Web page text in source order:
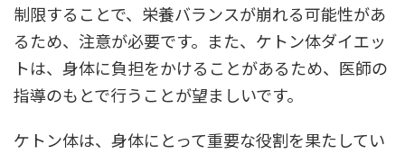
制限することで、栄養バランスが崩れる可能性があ
るため、注意が必要です。また、ケトン体ダイエッ
トは、身体に負担をかけることがあるため、医師の
指導のもとで行うことが望ましいです。
ケトン体は、身体にとって重要な役割を果たしてい